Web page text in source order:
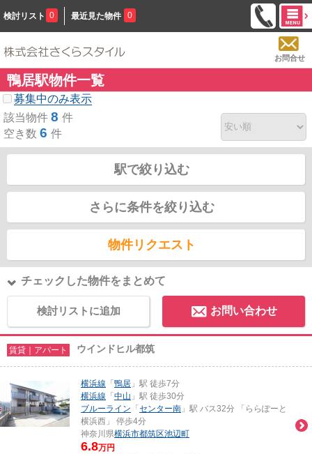
検討リスト 0 最近見た物件 0
お問合せ
鴨居駅物件一覧
募集中のみ表示
該当物件 8 件
空き数 6 件
駅で絞り込む
さらに条件を絞り込む
物件リクエスト
チェックした物件をまとめて
検討リストに追加 お問い合わせ
賃貸｜アパート ウインドヒル都筑
横浜線 「 鴨居 」駅 徒歩7分
横浜線 「 中山 」駅 徒歩30分
ブルーライン 「 センター南 」駅 バス32分 「ららぽーと
横浜西」 停歩4分
神奈川県横浜市都筑区池辺町
6.8万円